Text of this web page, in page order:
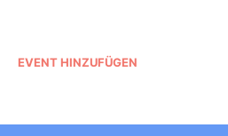
EVENT HINZUFÜGEN